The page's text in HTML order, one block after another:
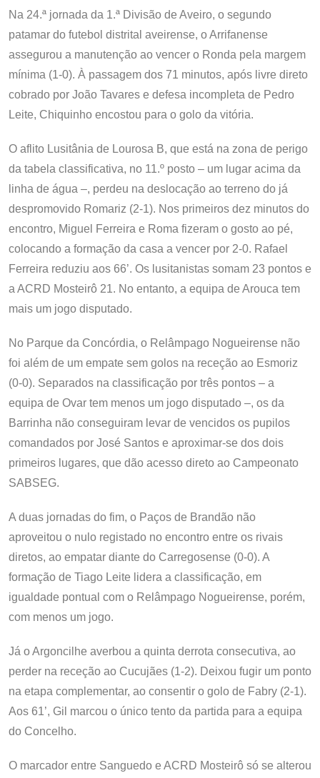
Na 24.ª jornada da 1.ª Divisão de Aveiro, o segundo
patamar do futebol distrital aveirense, o Arrifanense
assegurou a manutenção ao vencer o Ronda pela margem
mínima (1-0). À passagem dos 71 minutos, após livre direto
cobrado por João Tavares e defesa incompleta de Pedro
Leite, Chiquinho encostou para o golo da vitória.
O aflito Lusitânia de Lourosa B, que está na zona de perigo
da tabela classificativa, no 11.º posto – um lugar acima da
linha de água –, perdeu na deslocação ao terreno do já
despromovido Romariz (2-1). Nos primeiros dez minutos do
encontro, Miguel Ferreira e Roma fizeram o gosto ao pé,
colocando a formação da casa a vencer por 2-0. Rafael
Ferreira reduziu aos 66’. Os lusitanistas somam 23 pontos e
a ACRD Mosteirô 21. No entanto, a equipa de Arouca tem
mais um jogo disputado.
No Parque da Concórdia, o Relâmpago Nogueirense não
foi além de um empate sem golos na receção ao Esmoriz
(0-0). Separados na classificação por três pontos – a
equipa de Ovar tem menos um jogo disputado –, os da
Barrinha não conseguiram levar de vencidos os pupilos
comandados por José Santos e aproximar-se dos dois
primeiros lugares, que dão acesso direto ao Campeonato
SABSEG.
A duas jornadas do fim, o Paços de Brandão não
aproveitou o nulo registado no encontro entre os rivais
diretos, ao empatar diante do Carregosense (0-0). A
formação de Tiago Leite lidera a classificação, em
igualdade pontual com o Relâmpago Nogueirense, porém,
com menos um jogo.
Já o Argoncilhe averbou a quinta derrota consecutiva, ao
perder na receção ao Cucujães (1-2). Deixou fugir um ponto
na etapa complementar, ao consentir o golo de Fabry (2-1).
Aos 61’, Gil marcou o único tento da partida para a equipa
do Concelho.
O marcador entre Sanguedo e ACRD Mosteirô só se alterou